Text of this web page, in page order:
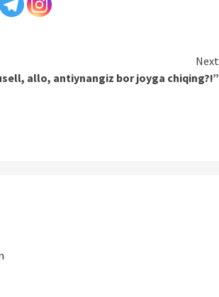
Next
allo, antiynangiz bor joyga chiqing?!”